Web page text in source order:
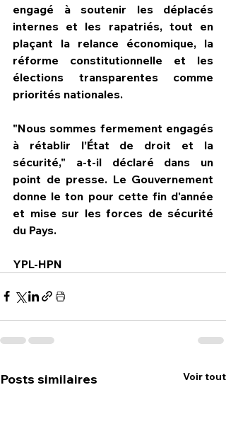
engagé à soutenir les déplacés
internes et les rapatriés, tout en
plaçant la relance économique, la
réforme constitutionnelle et les
élections transparentes comme
priorités nationales.
"Nous sommes fermement engagés
à rétablir l’État de droit et la
sécurité," a-t-il déclaré dans un
point de presse. Le Gouvernement
donne le ton pour cette fin d'année
et mise sur les forces de sécurité
du Pays.
YPL-HPN
Posts similaires Voir tout